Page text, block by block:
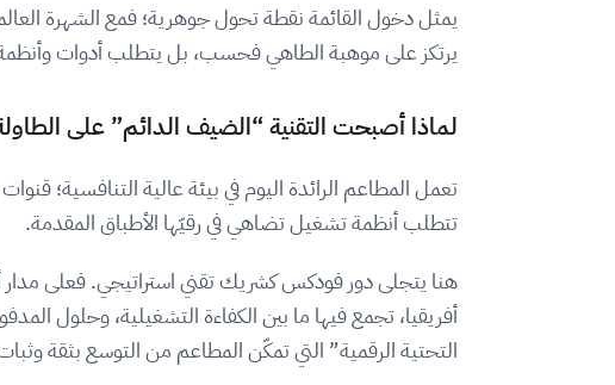
يمثل دخول القائمة نقطة تحول جوهرية؛ فمع الشهرة
يرتكز على موهبة الطاهي فحسب، بل يتطلب أدوات وأنظمة
لماذا أصبحت التقنية “الضيف الدائم” على
تعمل المطاعم الرائدة اليوم في بيئة عالية التنافسية؛
تتطلب أنظمة تشغيل تضاهي في رقيّها الأطباق المقدمة.
هنا يتجلى دور فودكس كشريك تقني استراتيجي. فعلى
أفريقيا، تجمع فيها ما بين الكفاءة التشغيلية، وحلول
التحتية الرقمية” التي تمكّن المطاعم من التوسع بثقة